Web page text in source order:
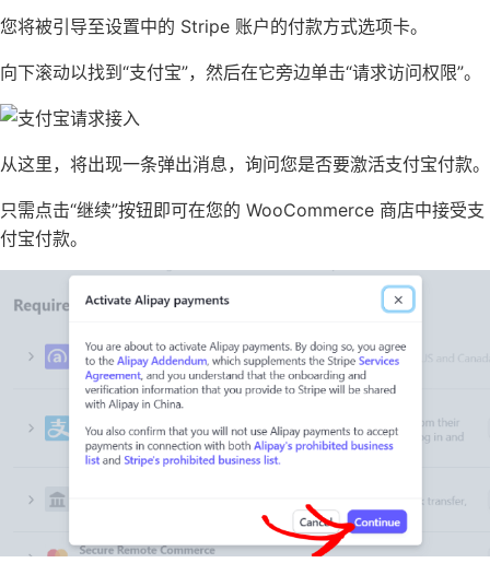
您将被引导至设置中的 Stripe 账户的付款方式选项卡。
向下滚动以找到“支付宝”，然后在它旁边单击“请求访问权限”。
从这里，将出现一条弹出消息，询问您是否要激活支付宝付款。
只需点击“继续”按钮即可在您的 WooCommerce 商店中接受支
付宝付款。